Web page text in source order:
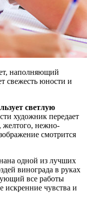
наполняющий
свежесть юности и
светлую
художник передает
желтого, нежно-
смотрится
одной из лучших
винограда в руках
все работы
искренние чувства и